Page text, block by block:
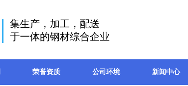
集生产，加工，配送
于一体的钢材综合企业
荣誉资质 公司环境 新闻中心